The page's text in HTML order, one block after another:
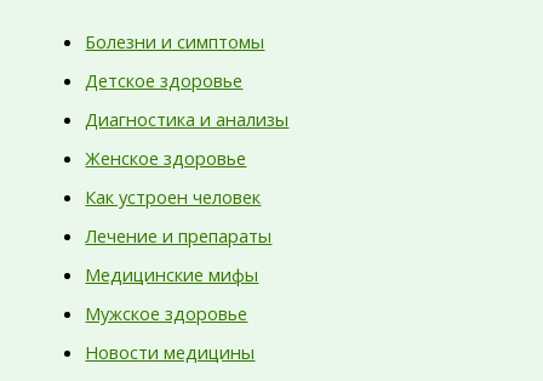
Болезни и симптомы
Детское здоровье
Диагностика и анализы
Женское здоровье
Как устроен человек
Лечение и препараты
Медицинские мифы
Мужское здоровье
Новости медицины